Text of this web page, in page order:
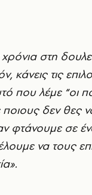
στη
κάνεις τις
που λέμε “οι
ποιους δεν θες
φτάνουμε σε
να τους